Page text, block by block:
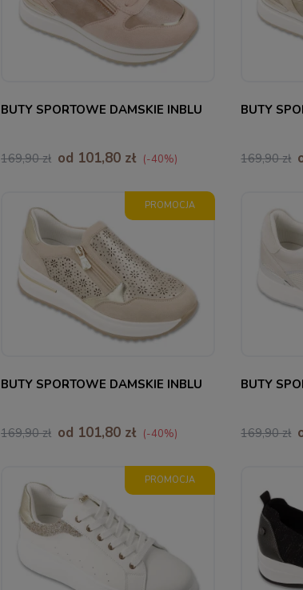
37 38
BUTY SPORTOWE DAMSKIE INBLU
169,90 zł od 101,80 zł (-40%)
37
BUTY
169,90 zł
37 38 39 40
BUTY SPORTOWE DAMSKIE INBLU
169,90 zł od 101,80 zł (-40%)
PROMOCJA
37
BUTY
169,90 zł
38
PROMOCJA